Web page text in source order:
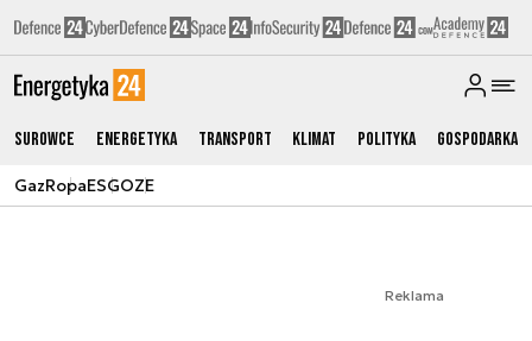
Surowce Energetyka Transport Klimat Polityka Gospodarka
GazRopaESGOZE
Reklama